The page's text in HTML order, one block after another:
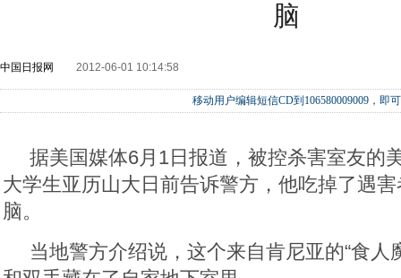
脑
中国日报网 2012-06-01 10:14:58
移动用户编辑短信CD到106580009009，即
据美国媒体6月1日报道，被控杀害室友的
大学生亚历山大日前告诉警方，他吃掉了遇
脑。
当地警方介绍说，这个来自肯尼亚的“食人